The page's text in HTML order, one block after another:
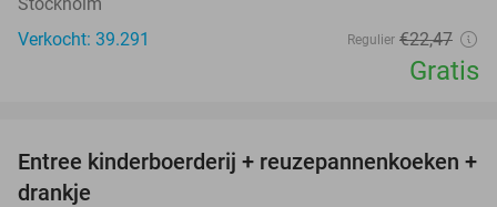
Verkocht: 39.291
Regulier €22,47
Gratis
30%
Entree kinderboerderij + reuzepannenkoeken +
drankje